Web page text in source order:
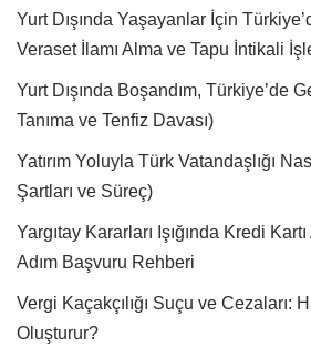
Yurt Dışında Yaşayanlar İçin
Veraset İlamı Alma ve Tapu İntikali
Yurt Dışında Boşandım, Türkiye’de
Tanıma ve Tenfiz Davası)
Yatırım Yoluyla Türk Vatandaşlığı
Şartları ve Süreç)
Yargıtay Kararları Işığında Kredi
Adım Başvuru Rehberi
Vergi Kaçakçılığı Suçu ve Cezaları:
Oluşturur?